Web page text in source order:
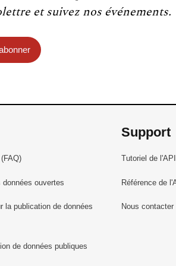
et suivez nos événements.
ouvertes
la publication de données
de données publiques
Support
Tutoriel de l'API
Référence de
Nous contacter